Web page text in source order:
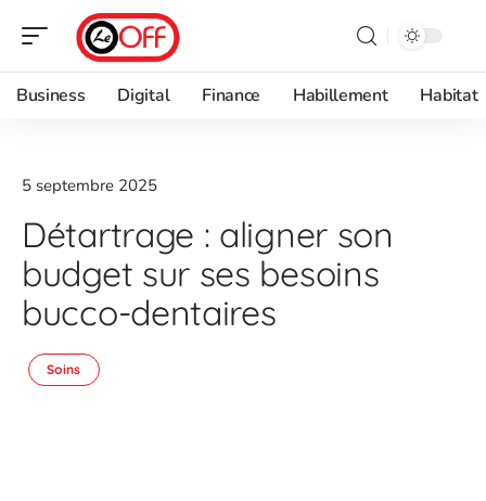
Business Digital Finance Habillement Habitat
5 septembre 2025
Détartrage : aligner son
budget sur ses besoins
bucco-dentaires
Soins